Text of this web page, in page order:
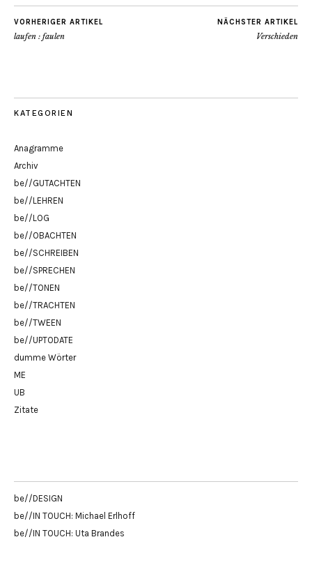
VORHERIGER ARTIKEL
laufen : faulen
NÄCHSTER ARTIKEL
Verschieden
KATEGORIEN
Anagramme
Archiv
be//GUTACHTEN
be//LEHREN
be//LOG
be//OBACHTEN
be//SCHREIBEN
be//SPRECHEN
be//TONEN
be//TRACHTEN
be//TWEEN
be//UPTODATE
dumme Wörter
ME
UB
Zitate
be//DESIGN
be//IN TOUCH: Michael Erlhoff
be//IN TOUCH: Uta Brandes